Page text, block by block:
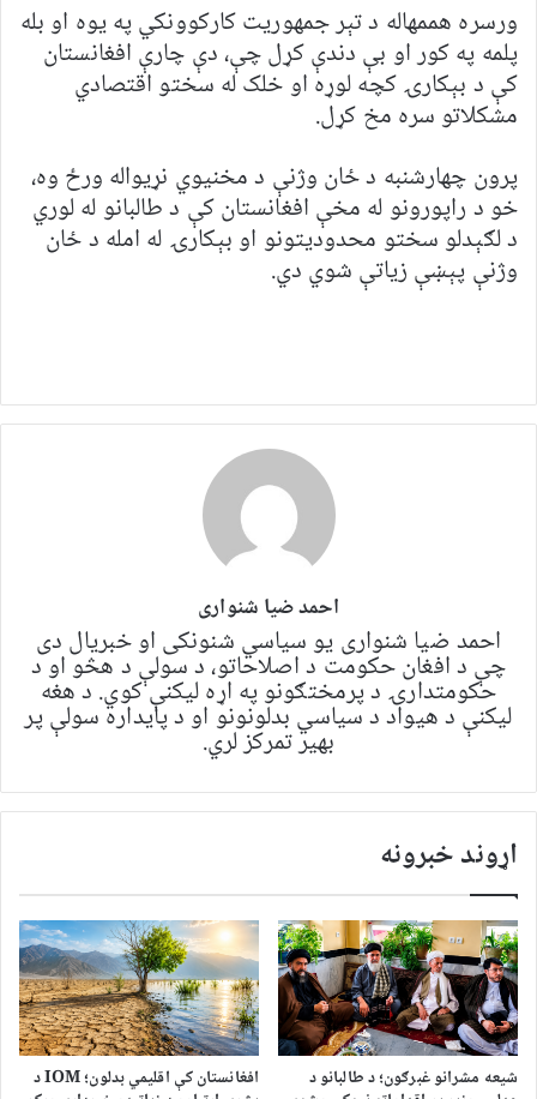
ورسره هممهاله د تېر جمهوریت کارکوونکي په یوه او بله
پلمه په کور او بې دندې کړل چې، دې چارې افغانستان
کې د بېکارۍ کچه لوړه او خلک له سختو اقتصادي
مشکلاتو سره مخ کړل.
پرون چهارشنبه د ځان وژنې د مخنیوي نړیواله ورځ وه،
خو د راپورونو له مخې افغانستان کې د طالبانو له لوري
د لګېدلو سختو محدودیتونو او بېکارۍ له امله د ځان
وژنې پېښې زیاتې شوي دي.
احمد ضیا شنواری
احمد ضیا شنواری یو سياسي شنونکی او خبریال دی
چې د افغان حکومت د اصلاحاتو، د سولې د هڅو او د
حکومتدارۍ د پرمختګونو په اړه لیکنې کوي. د هغه
لیکنې د هیواد د سیاسي بدلونونو او د پایداره سولې پر
بهیر تمرکز لري.
اړوند خبرونه
شیعه مشرانو غبرګون؛ د طالبانو د افغانستان کې اقلیمي بدلون؛ IOM د